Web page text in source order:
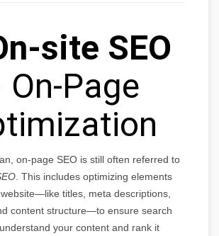
site SEO
On-Page
on-page SEO is still often referred to
. This includes optimizing elements
titles, meta descriptions,
content structure—to ensure search
your content and rank it